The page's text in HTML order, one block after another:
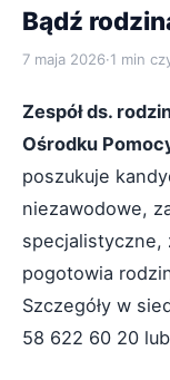
Bądź
7 maja 2026·1 min
Zespół ds.
Ośrodku
poszukuje
niezawodowe,
specjalistyczne,
pogotowia
Szczegóły w
58 622 60 20